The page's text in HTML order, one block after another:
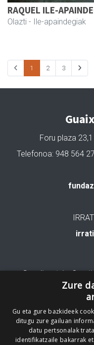
RAQUEL ILE-
Olazti - Ile-apaindegiak
1 2 3
Foru plaza
Telefonoa: 948 564
Gure lizentzia:
Zure
Gu eta gure bazkideek
ditugu zure gailuan
datu pertsonalak
identifikatzaile bakarrak